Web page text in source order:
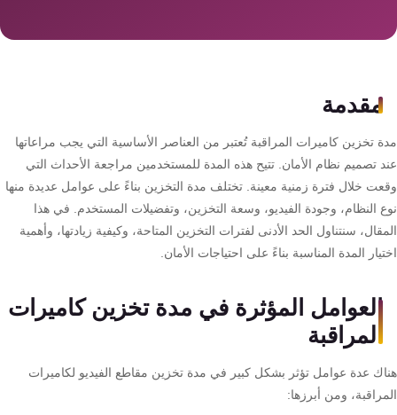
مقدمة
تخزين كاميرات المراقبة تُعتبر من العناصر الأساسية التي يجب مراعاتها
تصميم نظام الأمان. تتيح هذه المدة للمستخدمين مراجعة الأحداث التي
خلال فترة زمنية معينة. تختلف مدة التخزين بناءً على عوامل عديدة منها
النظام، وجودة الفيديو، وسعة التخزين، وتفضيلات المستخدم. في هذا
سنتناول الحد الأدنى لفترات التخزين المتاحة، وكيفية زيادتها، وأهمية
المدة المناسبة بناءً على احتياجات الأمان.
العوامل المؤثرة في مدة تخزين كاميرات
المراقبة
عدة عوامل تؤثر بشكل كبير في مدة تخزين مقاطع الفيديو لكاميرات
ومن أبرزها:
هوم
سيستم
أمنية
للشركات
والمصانع
بصمة
الحضور
والانصراف
تقوية